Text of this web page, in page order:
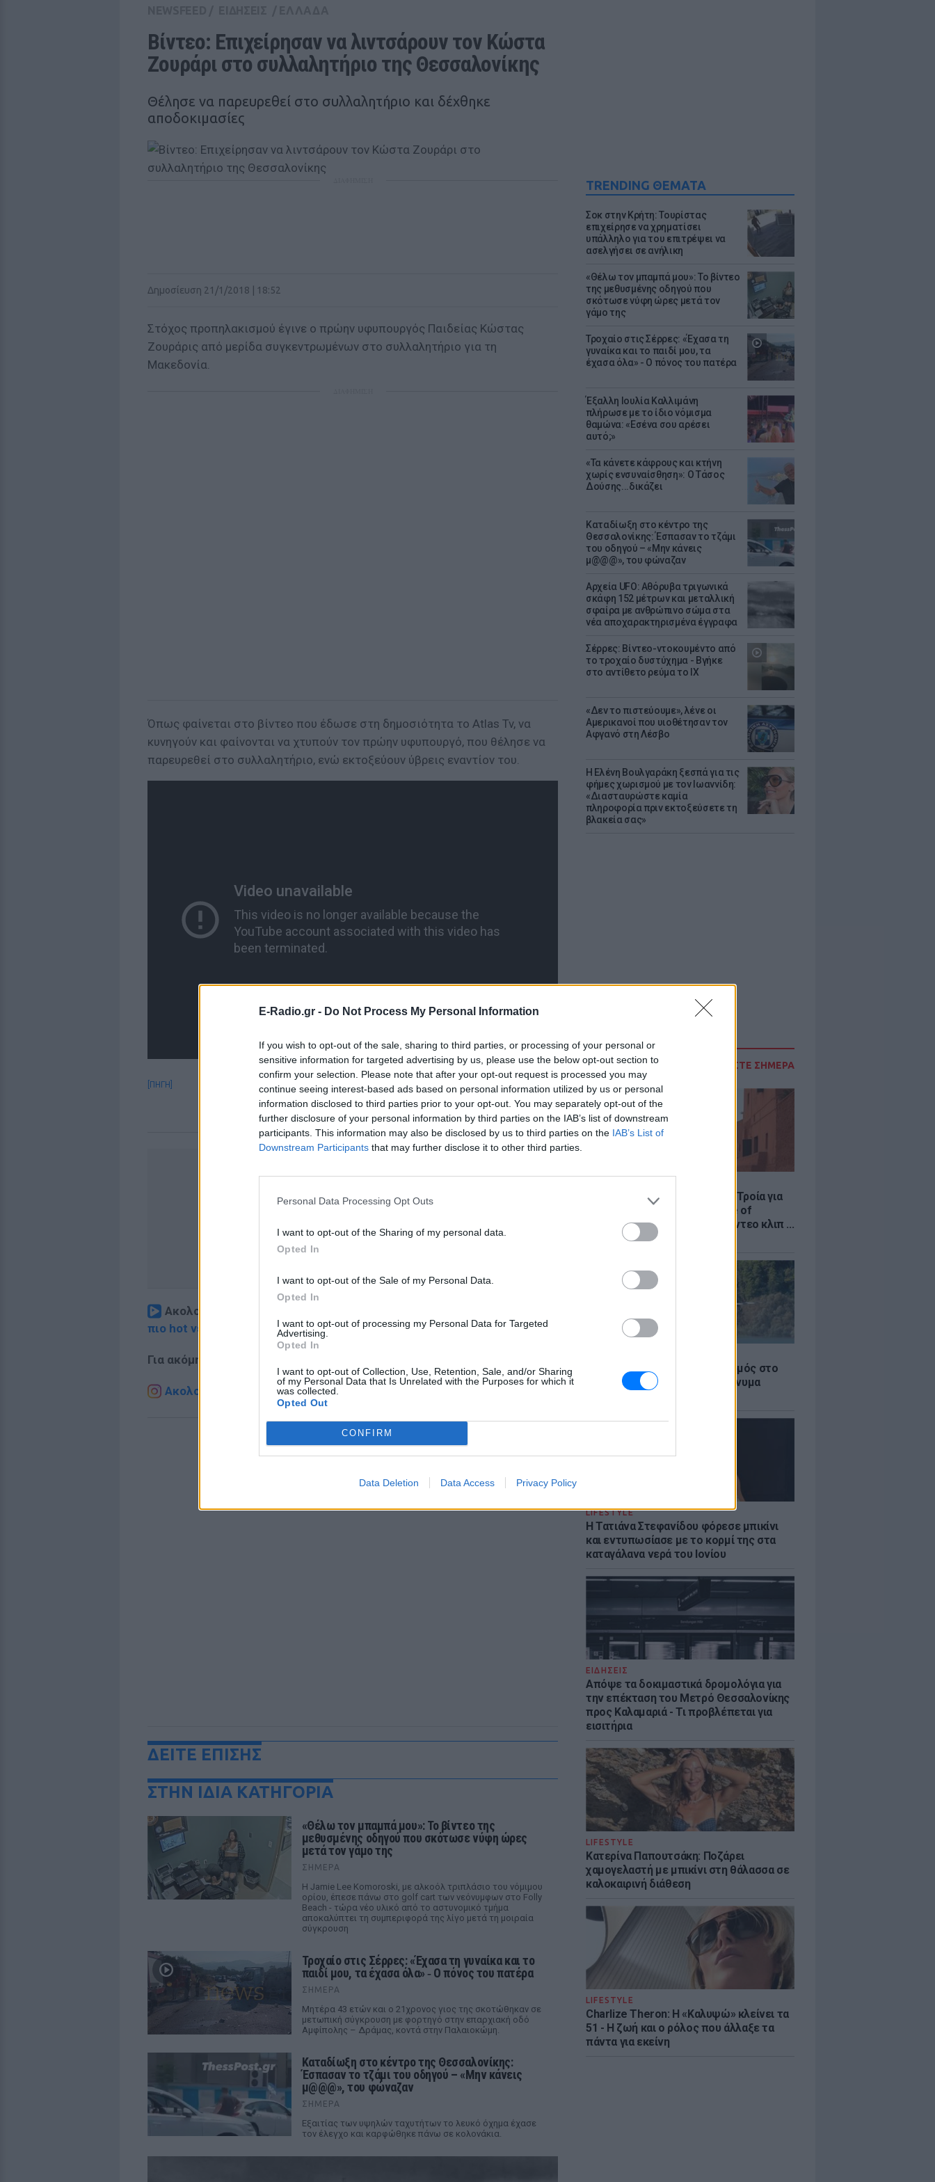
E-Radio.gr - Do Not Process My Personal Information
If you wish to opt-out of the sale, sharing to third parties, or processing of your personal or
sensitive information for targeted advertising by us, please use the below opt-out section to
confirm your selection. Please note that after your opt-out request is processed you may
continue seeing interest-based ads based on personal information utilized by us or personal
information disclosed to third parties prior to your opt-out. You may separately opt-out of the
further disclosure of your personal information by third parties on the IAB’s list of downstream
participants. This information may also be disclosed by us to third parties on the IAB’s List of
Downstream Participants that may further disclose it to other third parties.
Personal Data Processing Opt Outs
I want to opt-out of the Sharing of my personal data.
Opted In
I want to opt-out of the Sale of my Personal Data.
Opted In
I want to opt-out of processing my Personal Data for Targeted
Advertising.
Opted In
I want to opt-out of Collection, Use, Retention, Sale, and/or Sharing
of my Personal Data that Is Unrelated with the Purposes for which it
was collected.
Opted Out
CONFIRM
Data Deletion Data Access Privacy Policy
TRENDING ΘΕΜΑΤΑ
Σοκ στην Κρήτη: Τουρίστας
επιχείρησε να χρηματίσει
υπάλληλο για του επιτρέψει να
ασελγήσει σε ανήλικη
«Θέλω τον μπαμπά μου»: Το βίντεο
της μεθυσμένης οδηγού που
σκότωσε νύφη ώρες μετά τον
γάμο της
Τροχαίο στις Σέρρες: «Έχασα τη
γυναίκα και το παιδί μου, τα
έχασα όλα» - Ο πόνος του πατέρα
Έξαλλη Ιουλία Καλλιμάνη
πλήρωσε με το ίδιο νόμισμα
θαμώνα: «Εσένα σου αρέσει
αυτό;»
«Τα κάνετε κάφρους και κτήνη
χωρίς ενσυναίσθηση»: Ο Τάσος
Δούσης...δικάζει
Καταδίωξη στο κέντρο της
Θεσσαλονίκης: Έσπασαν το τζάμι
του οδηγού – «Μην κάνεις
μ@@@», του φώναζαν
Αρχεία UFO: Αθόρυβα τριγωνικά
σκάφη 152 μέτρων και μεταλλική
σφαίρα με ανθρώπινο σώμα στα
νέα αποχαρακτηρισμένα έγγραφα
Σέρρες: Βίντεο-ντοκουμέντο από
το τροχαίο δυστύχημα - Βγήκε
στο αντίθετο ρεύμα το ΙΧ
«Δεν το πιστεύουμε», λένε οι
Αμερικανοί που υιοθέτησαν τον
Αφγανό στη Λέσβο
Η Ελένη Βουλγαράκη ξεσπά για τις
φήμες χωρισμού με τον Ιωαννίδη:
«Διασταυρώστε καμία
πληροφορία πριν εκτοξεύσετε τη
βλακεία σας»
ΔΙΑΒΑΣΤΕ ΣΗΜΕΡΑ
Το μαροκινό χωριό που έγινε Τροία για
τον Nolan, Yunkai για το Game of
Thrones και σκηνικό για το βίντεο κλιπ ...
της Βανδή
Φωτιά στην Κόρινθο: Συναγερμός στο
Στεφάνι - Εναέρια μέσα και μήνυμα
LIFESTYLE
Η Τατιάνα Στεφανίδου φόρεσε μπικίνι
και εντυπωσίασε με το κορμί της στα
καταγάλανα νερά του Ιονίου
ΕΙΔΗΣΕΙΣ
Απόψε τα δοκιμαστικά δρομολόγια για
την επέκταση του Μετρό Θεσσαλονίκης
προς Καλαμαριά - Τι προβλέπεται για
εισιτήρια
LIFESTYLE
Κατερίνα Παπουτσάκη: Ποζάρει
χαμογελαστή με μπικίνι στη θάλασσα σε
καλοκαιρινή διάθεση
LIFESTYLE
Charlize Theron: Η «Καλυψώ» κλείνει τα
51 - H ζωή και ο ρόλος που άλλαξε τα
πάντα για εκείνη
Βίντεο: Επιχείρησαν να λιντσάρουν τον Κώστα
Ζουράρι στο συλλαλητήριο της Θεσσαλονίκης
Θέλησε να παρευρεθεί στο συλλαλητήριο και δέχθηκε
αποδοκιμασίες
Δημοσίευση 21/1/2018 | 18:52
Στόχος προπηλακισμού έγινε ο πρώην υφυπουργός Παιδείας Κώστας
Ζουράρις από μερίδα συγκεντρωμένων στο συλλαλητήριο για τη
Μακεδονία.
Όπως φαίνεται στο βίντεο που έδωσε στη δημοσιότητα το Atlas Tv, να
κυνηγούν και φαίνονται να χτυπούν τον πρώην υφυπουργό, που θέλησε να
παρευρεθεί στο συλλαλητήριο, ενώ εκτοξεύουν ύβρεις εναντίον του.
[ΠΗΓΗ]
ΔΙΑΦΗΜΙΣΗ
Ακολουθήστε το E-Radio.gr στο
πιο hot νέα
Για ακόμη περισσότερα
Ακολουθήστε το E-Radio.gr και στο Instagram
ΔΕΙΤΕ ΕΠΙΣΗΣ
ΣΤΗΝ ΙΔΙΑ ΚΑΤΗΓΟΡΙΑ
«Θέλω τον μπαμπά μου»: Το βίντεο της
μεθυσμένης οδηγού που σκότωσε νύφη ώρες
μετά τον γάμο της
ΣΉΜΕΡΑ
Η Jamie Lee Komoroski, με αλκοόλ τριπλάσιο του νόμιμου
ορίου, έπεσε πάνω στο golf cart των νεόνυμφων στο Folly
Beach - τώρα νέο υλικό από το αστυνομικό τμήμα
αποκαλύπτει τη συμπεριφορά της λίγο μετά τη μοιραία
σύγκρουση
Τροχαίο στις Σέρρες: «Έχασα τη γυναίκα και το
παιδί μου, τα έχασα όλα» ‑ Ο πόνος του πατέρα
ΣΉΜΕΡΑ
Μητέρα 43 ετών και ο 21χρονος γιος της σκοτώθηκαν σε
μετωπική σύγκρουση με φορτηγό στην επαρχιακή οδό
Αμφίπολης – Δράμας, κοντά στην Παλαιοκώμη.
Καταδίωξη στο κέντρο της Θεσσαλονίκης:
Έσπασαν το τζάμι του οδηγού – «Μην κάνεις
μ@@@», του φώναζαν
ΣΉΜΕΡΑ
Εξαιτίας των υψηλών ταχυτήτων το λευκό όχημα έχασε
τον έλεγχο και καρφώθηκε πάνω σε κολονάκια.